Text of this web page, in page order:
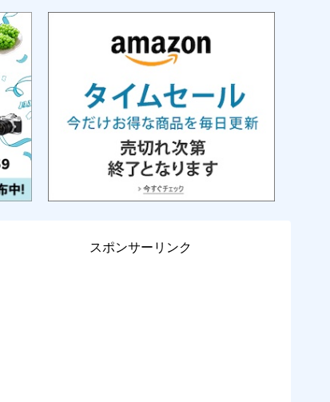
スポンサーリンク